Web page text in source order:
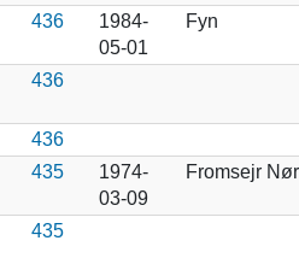
436
1984-
05-01
Fyn
436
436
435
1974-
03-09
Fromsejr
435